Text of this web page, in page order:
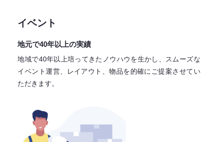
イベント
地元で40年以上の実績
地域で40年以上培ってきたノウハウを生かし、スムーズな
イベント運営、レイアウト、物品を的確にご提案させてい
ただきます。